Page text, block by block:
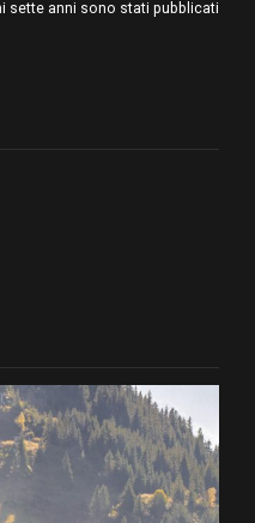
sette anni sono stati pubblicati